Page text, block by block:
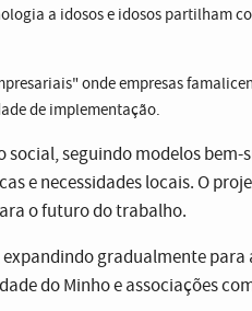
a idosos e idosos partilham
onde empresas
de implementação.
seguindo modelos bem-
e necessidades locais. O
o futuro do trabalho.
gradualmente para
do Minho e associações